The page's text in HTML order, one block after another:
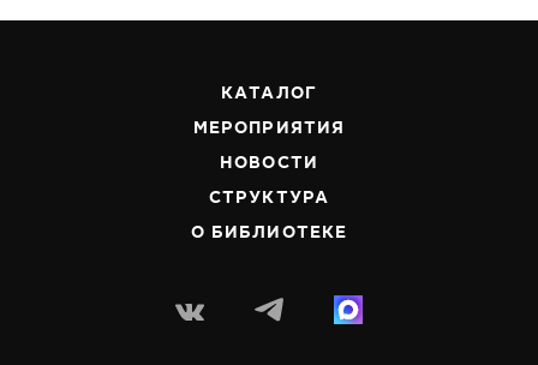
КАТАЛОГ
МЕРОПРИЯТИЯ
НОВОСТИ
СТРУКТУРА
О БИБЛИОТЕКЕ